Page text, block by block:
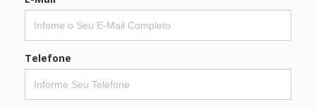
Telefone